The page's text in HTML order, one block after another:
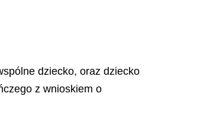
dziecko, oraz dziecko
z wnioskiem o